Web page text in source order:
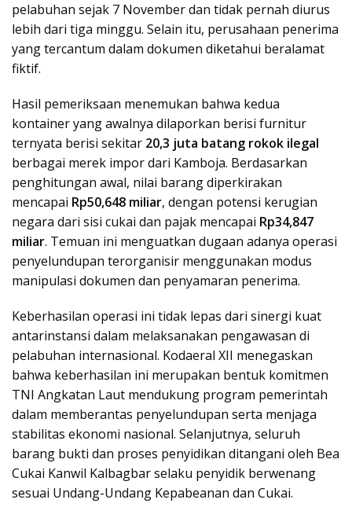
pelabuhan sejak 7 November dan tidak pernah diurus
lebih dari tiga minggu. Selain itu, perusahaan penerima
yang tercantum dalam dokumen diketahui beralamat
fiktif.
Hasil pemeriksaan menemukan bahwa kedua
kontainer yang awalnya dilaporkan berisi furnitur
ternyata berisi sekitar 20,3 juta batang rokok ilegal
berbagai merek impor dari Kamboja. Berdasarkan
penghitungan awal, nilai barang diperkirakan
mencapai Rp50,648 miliar, dengan potensi kerugian
negara dari sisi cukai dan pajak mencapai Rp34,847
miliar. Temuan ini menguatkan dugaan adanya operasi
penyelundupan terorganisir menggunakan modus
manipulasi dokumen dan penyamaran penerima.
Keberhasilan operasi ini tidak lepas dari sinergi kuat
antarinstansi dalam melaksanakan pengawasan di
pelabuhan internasional. Kodaeral XII menegaskan
bahwa keberhasilan ini merupakan bentuk komitmen
TNI Angkatan Laut mendukung program pemerintah
dalam memberantas penyelundupan serta menjaga
stabilitas ekonomi nasional. Selanjutnya, seluruh
barang bukti dan proses penyidikan ditangani oleh Bea
Cukai Kanwil Kalbagbar selaku penyidik berwenang
sesuai Undang-Undang Kepabeanan dan Cukai.